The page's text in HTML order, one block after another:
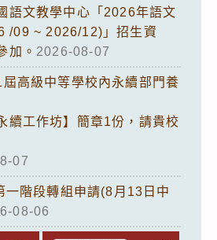
語文教學中心「2026年語文
/09 ~ 2026/12)」招生資
加。 2026-08-07
高級中等學校內永續部門養
續工作坊】簡章1份，請貴校
07
一階段轉組申請(8月13日中
08-06